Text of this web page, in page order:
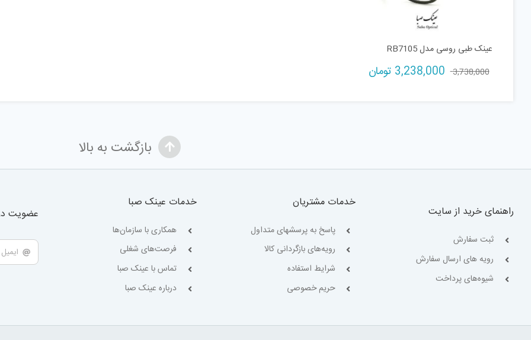
عینک طبی روسی مدل RB7105
3,738,000
قیمت
3,238,000 تومان
بازگشت به بالا
راهنمای خرید از سایت
ثبت سفارش
رویه های ارسال سفارش
شیوه‌های پرداخت
خدمات مشتریان
پاسخ به پرسشهای متداول
رویه‌های بازگردانی کالا
شرایط استفاده
حریم خصوصی
خدمات عینک صبا
همکاری با سازمان‌ها
فرصت‌های شغلی
تماس با عینک صبا
درباره عینک صبا
عضویت